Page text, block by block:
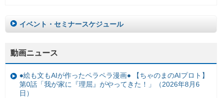
イベント・セミナースケジュール
動画ニュース
●絵も文もAIが作ったペラペラ漫画● 【ちゃのまのAIプロト】
第0話「我が家に『理屈』がやってきた！」（2026年8月6
日）